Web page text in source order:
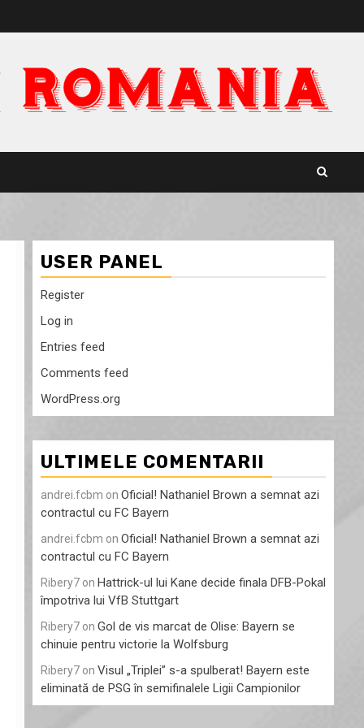
USER PANEL
Register
Log in
Entries feed
Comments feed
WordPress.org
ULTIMELE COMENTARII
andrei.fcbm on Oficial! Nathaniel Brown a semnat azi
contractul cu FC Bayern
andrei.fcbm on Oficial! Nathaniel Brown a semnat azi
contractul cu FC Bayern
Ribery7 on Hattrick-ul lui Kane decide finala DFB-Pokal
împotriva lui VfB Stuttgart
Ribery7 on Gol de vis marcat de Olise: Bayern se
chinuie pentru victorie la Wolfsburg
Ribery7 on Visul „Triplei” s-a spulberat! Bayern este
eliminată de PSG în semifinalele Ligii Campionilor